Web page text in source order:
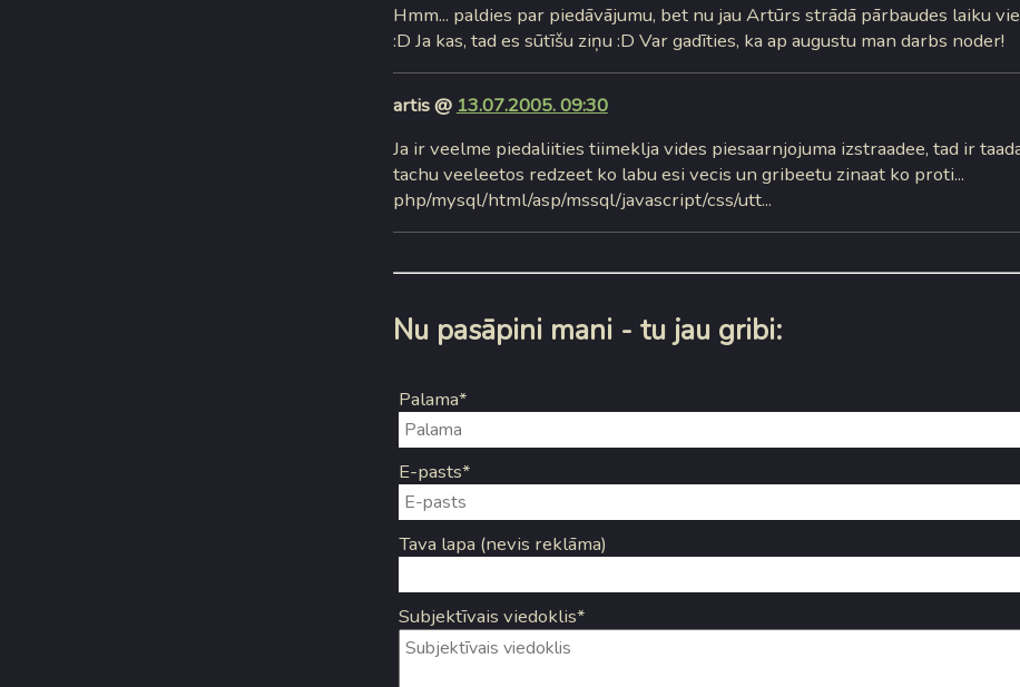
Hmm... paldies par piedāvājumu, bet nu jau Artūrs strādā pārbaudes laiku
:D Ja kas, tad es sūtīšu ziņu :D Var gadīties, ka ap augustu man darbs noder!
artis @ 13.07.2005. 09:30
Ja ir veelme piedaliities tiimeklja vides piesaarnjojuma izstraadee, tad ir
tachu veeleetos redzeet ko labu esi vecis un gribeetu zinaat ko proti...
php/mysql/html/asp/mssql/javascript/css/utt...
Nu pasāpini mani - tu jau gribi:
Palama*
E-pasts*
Tava lapa (nevis reklāma)
Subjektīvais viedoklis*